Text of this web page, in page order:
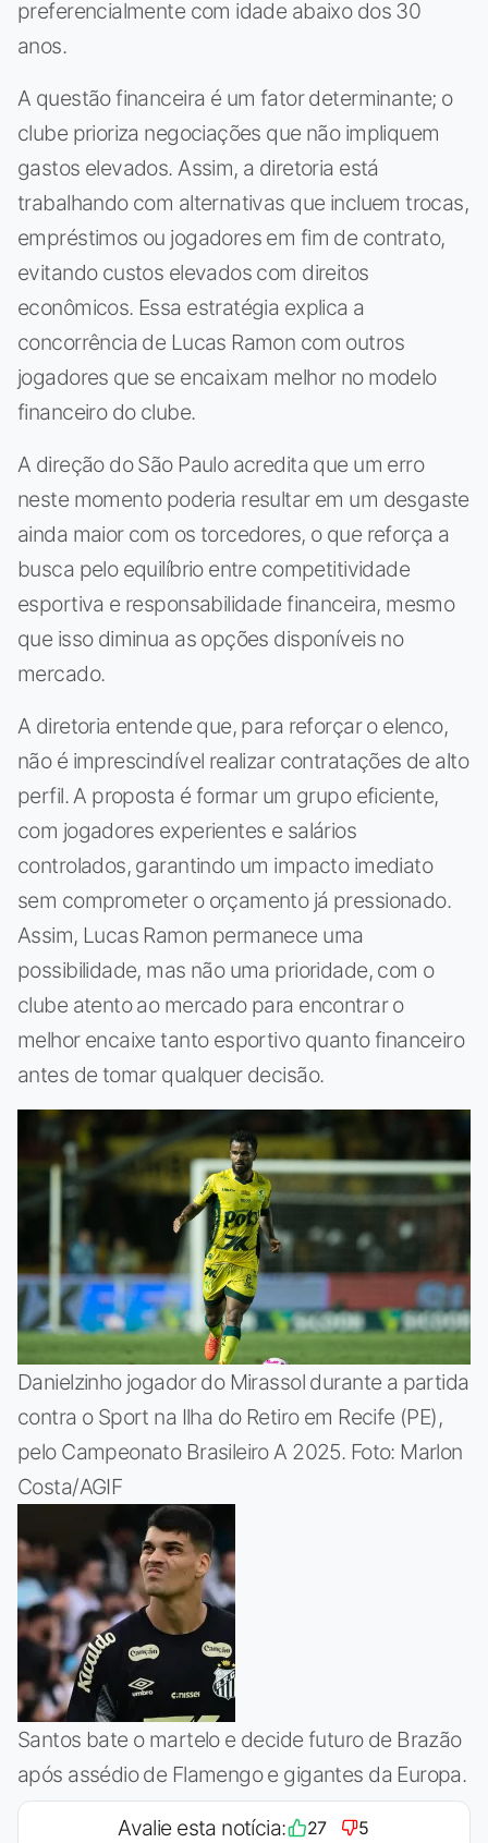
preferencialmente com idade abaixo dos 30
anos.
A questão financeira é um fator determinante; o
clube prioriza negociações que não impliquem
gastos elevados. Assim, a diretoria está
trabalhando com alternativas que incluem trocas,
empréstimos ou jogadores em fim de contrato,
evitando custos elevados com direitos
econômicos. Essa estratégia explica a
concorrência de Lucas Ramon com outros
jogadores que se encaixam melhor no modelo
financeiro do clube.
A direção do São Paulo acredita que um erro
neste momento poderia resultar em um desgaste
ainda maior com os torcedores, o que reforça a
busca pelo equilíbrio entre competitividade
esportiva e responsabilidade financeira, mesmo
que isso diminua as opções disponíveis no
mercado.
A diretoria entende que, para reforçar o elenco,
não é imprescindível realizar contratações de alto
perfil. A proposta é formar um grupo eficiente,
com jogadores experientes e salários
controlados, garantindo um impacto imediato
sem comprometer o orçamento já pressionado.
Assim, Lucas Ramon permanece uma
possibilidade, mas não uma prioridade, com o
clube atento ao mercado para encontrar o
melhor encaixe tanto esportivo quanto financeiro
antes de tomar qualquer decisão.
Danielzinho jogador do Mirassol durante a partida
contra o Sport na Ilha do Retiro em Recife (PE),
pelo Campeonato Brasileiro A 2025. Foto: Marlon
Costa/AGIF
Santos bate o martelo e decide futuro de Brazão
após assédio de Flamengo e gigantes da Europa.
Avalie esta notícia: 27 5